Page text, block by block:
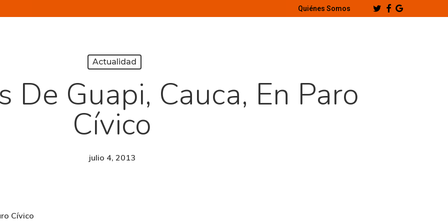
Quiénes Somos TwitterFacebook
Google-
Plus
Actualidad
De Guapi, Cauca, En Paro
Cívico
julio 4, 2013